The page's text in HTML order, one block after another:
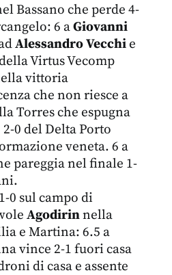
Bassano che perde 4-
6 aGiovanni
Alessandro Vecchie
Virtus Vecomp
vittoria
che non riesce a
Torres che espugna
0 del Delta Porto
veneta. 6 a
pareggia nel finale 1-
0 sul campo di
Agodirinnella
e Martina: 6.5 a
vince 2-1 fuori casa
di casa e assente